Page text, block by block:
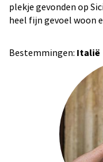
plekje gevonden op
heel fijn gevoel woon
Bestemmingen: Italië